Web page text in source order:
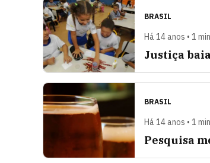
BRASIL
Há 14 anos • 1
Justiça
BRASIL
Há 14 anos • 1
Pesquisa